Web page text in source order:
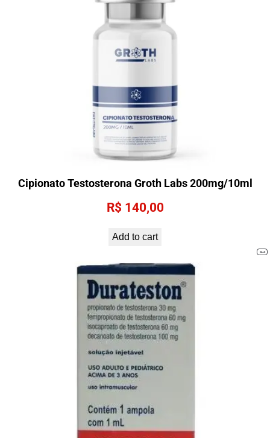
Cipionato Testosterona Groth Labs 200mg/10ml
R$ 140,00
Add to cart
SALE
ON